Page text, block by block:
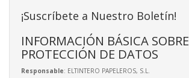
¡Suscríbete a Nuestro Boletín!
INFORMACIÓN BÁSICA SOBRE
PROTECCIÓN DE DATOS
Responsable: ELTINTERO PAPELEROS, S.L.